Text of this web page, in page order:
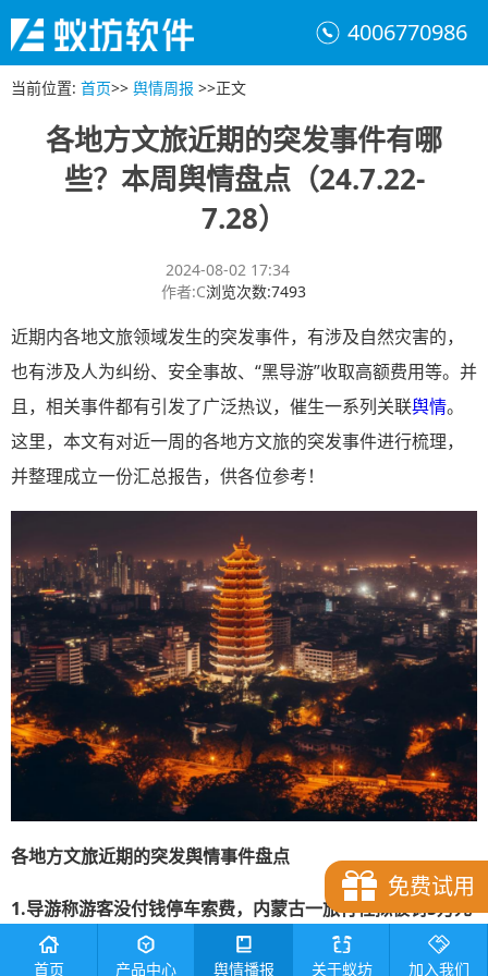
4006770986
当前位置: 首页>> 舆情周报 >>正文
各地方文旅近期的突发事件有哪
些？本周舆情盘点（24.7.22-
7.28）
2024-08-02 17:34
作者:C浏览次数:7493
近期内各地文旅领域发生的突发事件，有涉及自然灾害的，
也有涉及人为纠纷、安全事故、“黑导游”收取高额费用等。并
且，相关事件都有引发了广泛热议，催生一系列关联舆情。
这里，本文有对近一周的各地方文旅的突发事件进行梳理，
并整理成立一份汇总报告，供各位参考！
各地方文旅近期的突发舆情事件盘点
1.导游称游客没付钱停车索费，内蒙古一旅行社拟被罚5万元
概述： 针对有网友反映“游客付费后导游停车索费”一事，内蒙
免费试用
首页 产品中心 舆情播报 关于蚁坊 加入我们